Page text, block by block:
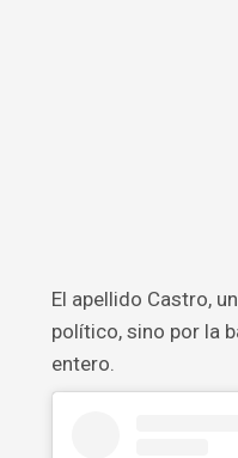
El apellido Castro,
político, sino por la
entero.